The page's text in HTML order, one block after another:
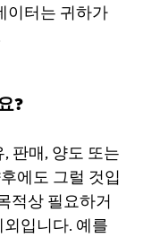
이터는 귀하가
?
판매, 양도 또는
에도 그럴 것입
적상 필요하거
입니다. 예를